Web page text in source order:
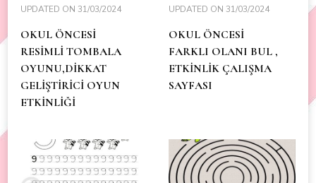
UPDATED ON 31/03/2024
OKUL ÖNCESİ
RESİMLİ TOMBALA
OYUNU,DİKKAT
GELİŞTİRİCİ OYUN
ETKİNLİĞİ
UPDATED ON 31/03/2024
OKUL ÖNCESİ
FARKLI OLANI BUL ,
ETKİNLİK ÇALIŞMA
SAYFASI